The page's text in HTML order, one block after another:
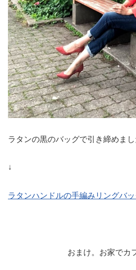
ラタンの黒のバッグで引き締めまし
↓
ラタンハンドルの手編みリング
おまけ。お家でカ